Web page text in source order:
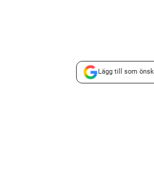
Lägg till som